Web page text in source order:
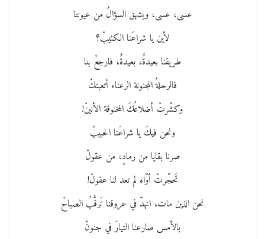
عسى، عسى، ويشهق السؤالُ من عيوننا
لأين يا شراعَنا الكئيبْ؟
طريقنا بعيدةٌ، بعيدةٌ، فارجعْ بنا
فالرحلةُ المجنونة الرعناء أتعبتكْ
وكشّرتْ أضلاعُكَ المخنوقة الأنينْ!
ونحن فيكَ يا شراعَنا الحبيبْ
صرنا بقايا من رمادٍ، من عقولْ
تَحجّرتْ أوّاه لم تعد لنا عقولْ!
نحن الذين مات، انهدّ في عروقنا تَرقُّبُ الصباحْ
بالأمس صارعنا التيارَ في جنونْ